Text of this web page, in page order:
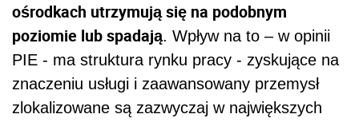
ośrodkach utrzymują się na podobnym
poziomie lub spadają. Wpływ na to – w opinii
PIE - ma struktura rynku pracy - zyskujące na
znaczeniu usługi i zaawansowany przemysł
zlokalizowane są zazwyczaj w największych